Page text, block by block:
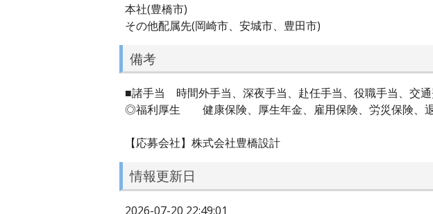
本社(豊橋市)
その他配属先(岡崎市、安城市、豊田市)
備考
■諸手当 時間外手当、深夜手当、赴任手当、役職手当、交
◎福利厚生 健康保険、厚生年金、雇用保険、労災保険、
【応募会社】株式会社豊橋設計
情報更新日
2026-07-20 22:49:01